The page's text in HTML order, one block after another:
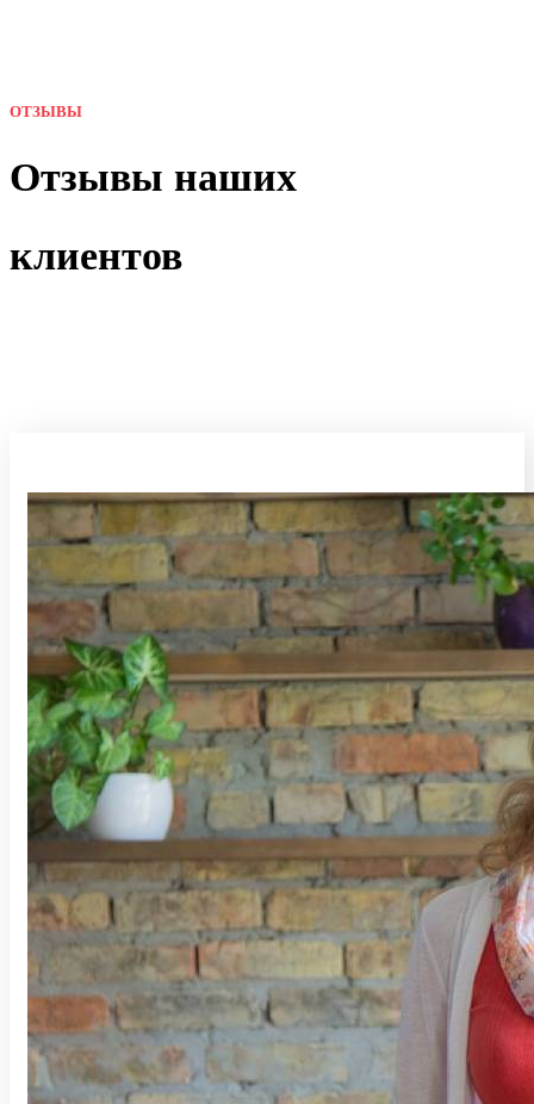
ОТЗЫВЫ
Отзывы наших
клиентов